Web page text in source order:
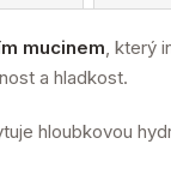
mucinem, který
a hladkost.
hloubkovou